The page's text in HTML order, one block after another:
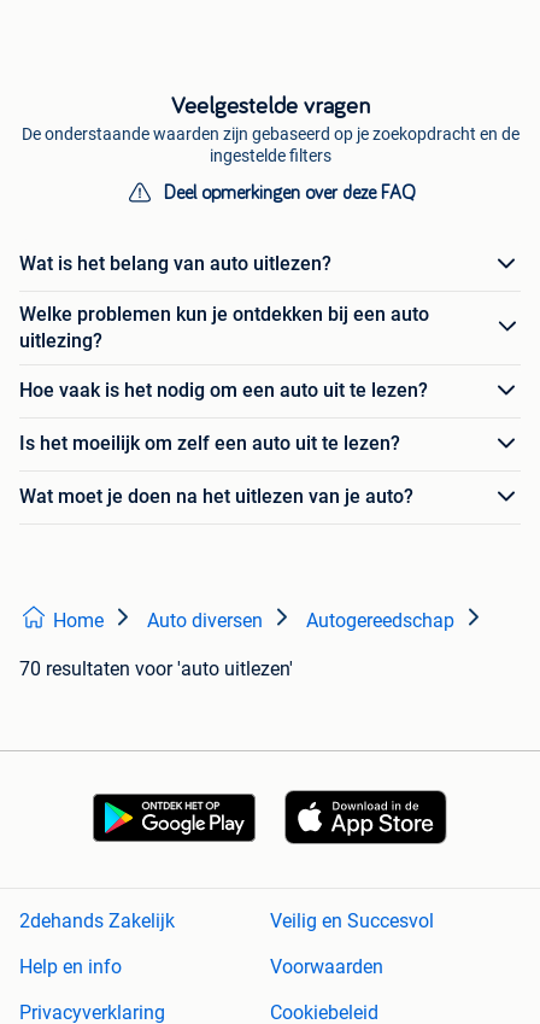
Veelgestelde vragen
De onderstaande waarden zijn gebaseerd op je zoekopdracht en de
ingestelde filters
Deel opmerkingen over deze FAQ
Wat is het belang van auto uitlezen?
Welke problemen kun je ontdekken bij een auto
uitlezing?
Hoe vaak is het nodig om een auto uit te lezen?
Is het moeilijk om zelf een auto uit te lezen?
Wat moet je doen na het uitlezen van je auto?
Home Auto diversen Autogereedschap
70 resultaten voor 'auto uitlezen'
2dehands Zakelijk
Veilig en Succesvol
Help en info
Voorwaarden
Privacyverklaring
Cookiebeleid